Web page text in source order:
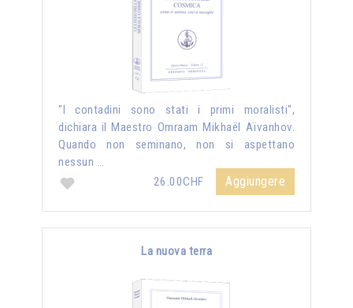
"I contadini sono stati i primi moralisti",
dichiara il Maestro Omraam Mikhaël Aïvanhov.
Quando non seminano, non si aspettano
nessun …
26.00CHF
Aggiungere
La nuova terra